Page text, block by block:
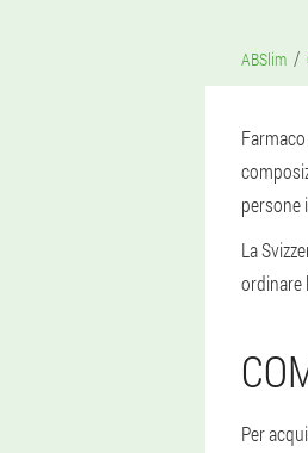
ABSlim
persone
La
ordinare
Per